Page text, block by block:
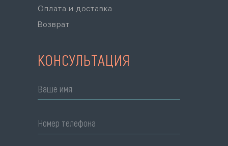
КОНСУЛЬТАЦИЯ
Ваше имя
Номер телефона
Оплата и доставка
Возврат